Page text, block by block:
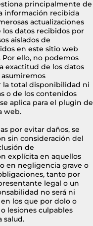
principalmente de
información recibida
actualizaciones
los datos recibidos por
aislados de
en este sitio web
ello, no podemos
exactitud de los datos
la total disponibilidad ni
o de los contenidos
aplica para el plugin de
web.
por evitar daños, se
sin consideración del
de
explícita en aquellos
en negligencia grave o
tanto por
legal o un
no será ni
los que por dolo o
lesiones culpables
salud.